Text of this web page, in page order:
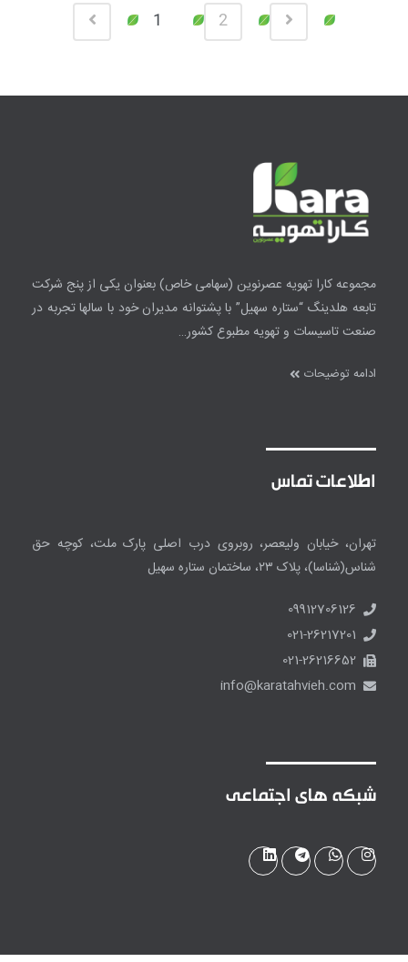
1 2
مجموعه کارا تهویه عصرنوین (سهامی خاص)بعنوان یکی از پنج شرکت
تابعه هلدینگ “ستاره سهیل” با پشتوانه مدیران خود با سالها تجربه در
صنعت تاسیسات و تهویه مطبوع کشور…
ادامه توضیحات
اطلاعات تماس
تهران، خیابان ولیعصر، روبروی درب اصلی پارک ملت، کوچه حق
شناس(شناسا)، پلاک ۲۳، ساختمان ستاره سهیل
09912706126
021-26217201
021-26216652
info@karatahvieh.com
شبکه های اجتماعی